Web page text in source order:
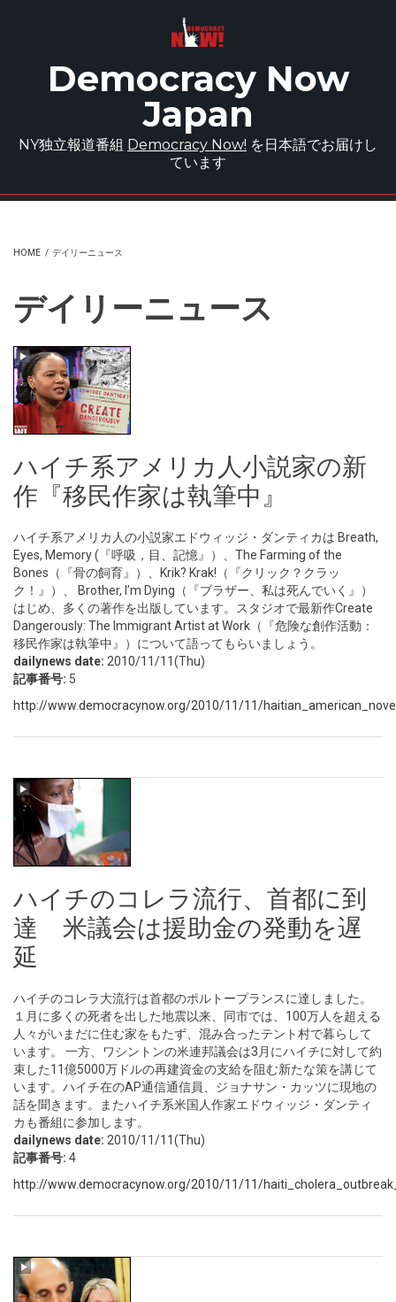
Democracy Now
Japan
NY独立報道番組 Democracy Now! を日本語でお届けし
ています
HOME / デイリーニュース
デイリーニュース
ハイチ系アメリカ人小説家の新
作『移民作家は執筆中』
ハイチ系アメリカ人の小説家エドウィッジ・ダンティカは Breath,
Eyes, Memory (『呼吸，目、記憶』）、The Farming of the
Bones（『骨の飼育』）、Krik? Krak!（『クリック？クラッ
ク！』）、 Brother, I’m Dying（『ブラザー、私は死んでいく』）
はじめ、多くの著作を出版しています。スタジオで最新作Create
Dangerously: The Immigrant Artist at Work（『危険な創作活動：
移民作家は執筆中』）について語ってもらいましょう。
dailynews date: 2010/11/11(Thu)
記事番号: 5
http://www.democracynow.org/2010/11/11/
ハイチのコレラ流行、首都に到
達 米議会は援助金の発動を遅
延
ハイチのコレラ大流行は首都のポルトープランスに達しました。
１月に多くの死者を出した地震以来、同市では、100万人を超える
人々がいまだに住む家をもたず、混み合ったテント村で暮らして
います。 一方、ワシントンの米連邦議会は3月にハイチに対して約
束した11億5000万ドルの再建資金の支給を阻む新たな策を講じて
います。ハイチ在のAP通信通信員、ジョナサン・カッツに現地の
話を聞きます。またハイチ系米国人作家エドウィッジ・ダンティ
カも番組に参加します。
dailynews date: 2010/11/11(Thu)
記事番号: 4
http://www.democracynow.org/2010/11/11/